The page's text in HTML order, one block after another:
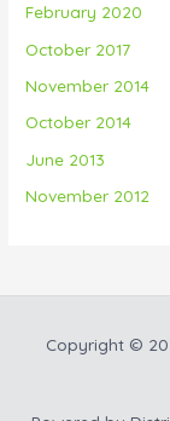
February 2020
October 2017
November 2014
October 2014
June 2013
November 2012
Copyright ©